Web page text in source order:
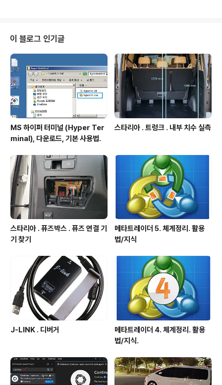
외장하드 같은 소비전류 큰 기기 연결해도 안정적인 전원
공급가능. 첫등록 : 2018년 10월 8일.최종수정 : 2018년
12월 30일. 본 글 단축주소 : https://igotit.tistory.co
m/1901
이 블로그 인기글
MS 하이퍼 터미널 (Hyper Ter
minal), 다운로드, 기본 사용법.
스타리아 . 트렁크 . 내부 치수 실측
스타리아 . 퓨즈박스 . 퓨즈 연결 기
기 찾기
메타트레이더 5. 체계정리. 활용
법/지식
J-LINK . 디버거
메타트레이더 4. 체계정리. 활용
법/지식.